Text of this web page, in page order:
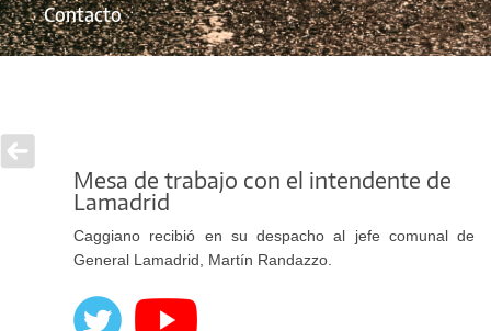
Contacto
Mesa de trabajo con el intendente de
Lamadrid
Caggiano recibió en su despacho al jefe comunal de
General Lamadrid, Martín Randazzo.